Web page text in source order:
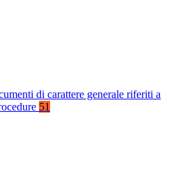
di carattere generale riferiti a
51